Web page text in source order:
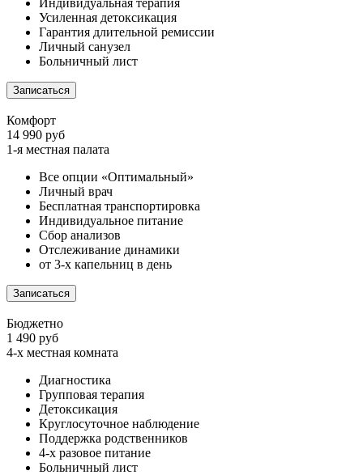
Усиленная детоксикация
Гарантия длительной ремиссии
Личный санузел
Больничный лист
Записаться
Комфорт
14 990 руб
1-я местная палата
Все опции «Оптимальный»
Личный врач
Бесплатная транспортировка
Индивидуальное питание
Сбор анализов
Отслеживание динамики
от 3-х капельниц в день
Записаться
Бюджетно
1 490 руб
4-х местная комната
Диагностика
Групповая терапия
Детоксикация
Круглосуточное наблюдение
Поддержка родственников
4-х разовое питание
Больничный лист